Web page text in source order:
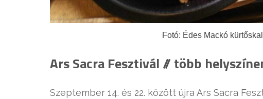
Fotó: Édes Mackó
Ars Sacra Fesztivál // több
Szeptember 14. és 22. között újra Ars Sacra